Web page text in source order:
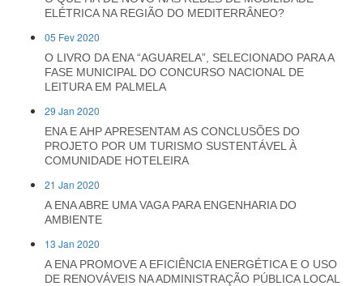
ELÉTRICA NA REGIÃO DO MEDITERRÂNEO?
05 Fev 2020
O LIVRO DA ENA “AGUARELA”, SELECIONADO PARA A
FASE MUNICIPAL DO CONCURSO NACIONAL DE
LEITURA EM PALMELA
29 Jan 2020
ENA E AHP APRESENTAM AS CONCLUSÕES DO
PROJETO POR UM TURISMO SUSTENTÁVEL À
COMUNIDADE HOTELEIRA
21 Jan 2020
A ENA ABRE UMA VAGA PARA ENGENHARIA DO
AMBIENTE
13 Jan 2020
A ENA PROMOVE A EFICIÊNCIA ENERGÉTICA E O USO
DE RENOVÁVEIS NA ADMINISTRAÇÃO PÚBLICA LOCAL